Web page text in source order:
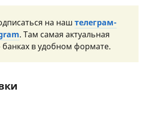
на наш телеграм-
. Там самая актуальная
в удобном формате.